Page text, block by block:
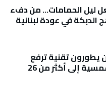
ليل الحمامات… من دفء
الدبكة في عودة لبنانية
يطورون تقنية ترفع
كفاءة خلايا شمسية إلى أكثر من 26